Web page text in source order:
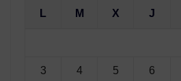
L M X J
3 4 5 6